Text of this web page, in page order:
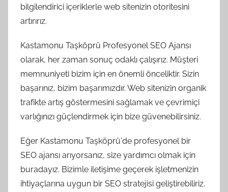
bilgilendirici içeriklerle web sitenizin otoritesini
artırırız.
Kastamonu Taşköprü Profesyonel SEO Ajansı
olarak, her zaman sonuç odaklı çalışırız. Müşteri
memnuniyeti bizim için en önemli önceliktir. Sizin
başarınız, bizim başarımızdır. Web sitenizin organik
trafikte artış göstermesini sağlamak ve çevrimiçi
varlığınızı güçlendirmek için bize güvenebilirsiniz.
Eğer Kastamonu Taşköprü'de profesyonel bir
SEO ajansı arıyorsanız, size yardımcı olmak için
buradayız. Bizimle iletişime geçerek işletmenizin
ihtiyaçlarına uygun bir SEO stratejisi geliştirebiliriz.